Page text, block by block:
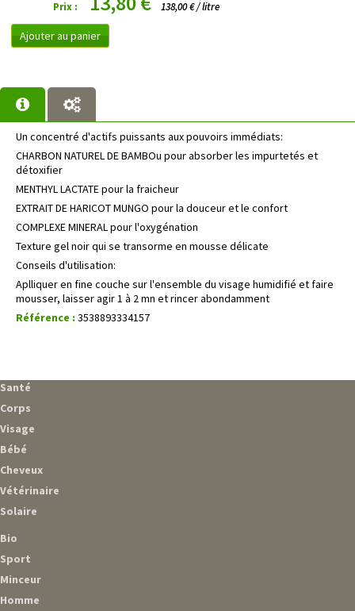
Prix : 138,00 € / litre
Ajouter au panier
Un concentré d'actifs puissants aux pouvoirs immédiats:
CHARBON NATUREL DE BAMBOu pour absorber les impurtetés et
détoxifier
MENTHYL LACTATE pour la fraicheur
EXTRAIT DE HARICOT MUNGO pour la douceur et le confort
COMPLEXE MINERAL pour l'oxygénation
Texture gel noir qui se transorme en mousse délicate
Conseils d'utilisation:
Aplliquer en fine couche sur l'ensemble du visage humidifié et faire
mousser, laisser agir 1 à 2 mn et rincer abondamment
Référence : 3538893334157
Santé
Corps
Visage
Bébé
Cheveux
Vétérinaire
Solaire
Bio
Sport
Minceur
Homme